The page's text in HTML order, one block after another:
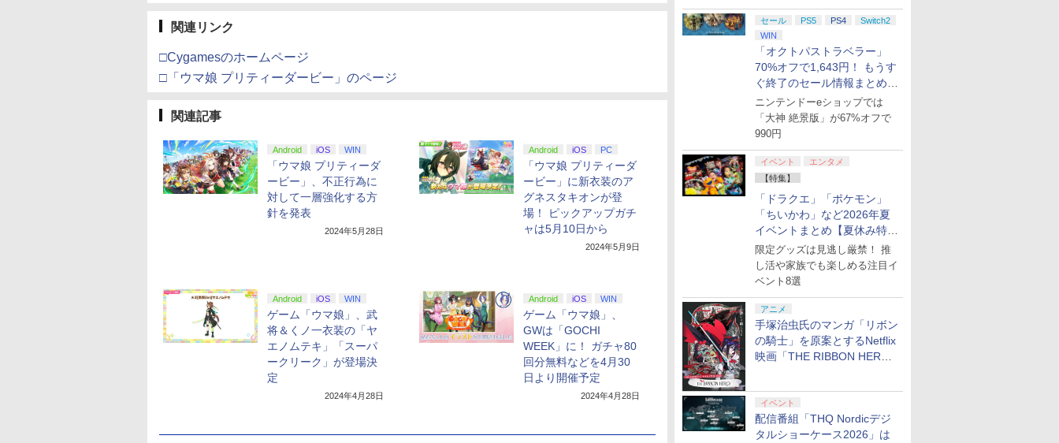
得！
セール PS5 PS4
Switch2
WIN
「オクトパストラベラー」
70%オフで1,643円！ もうす
ぐ終了のセール情報まとめ
【8月8日更新】
ニンテンドーeショップでは
「大神 絶景版」が67%オフで
990円
イベント
エンタメ
【特集】
「ドラクエ」「ポケモン」
「ちいかわ」など2026年夏
イベントまとめ【夏休み特
集】
限定グッズは見逃し厳禁！ 推
し活や家族でも楽しめる注目イ
ベント8選
アニメ
手塚治虫氏のマンガ「リボン
の騎士」を原案とするNetflix
映画「THE RIBBON HERO
イベント
配信番組「THQ Nordicデジ
タルショーケース2026」は
関連リンク
□Cygamesのホームページ
□「ウマ娘 プリティーダービー」のページ
関連記事
Android iOS WIN
「ウマ娘 プリティーダ
ービー」、不正行為に
対して一層強化する方
針を発表
2024年5月28日
Android iOS PC
「ウマ娘 プリティーダ
ービー」に新衣装のア
グネスタキオンが登
場！ ピックアップガチ
ャは5月10日から
2024年5月9日
Android iOS WIN
ゲーム「ウマ娘」、武
将＆くノ一衣装の「ヤ
エノムテキ」「スーパ
ークリーク」が登場決
定
2024年4月28日
Android iOS WIN
ゲーム「ウマ娘」、
GWは「GOCHI
WEEK」に！ ガチャ80
回分無料などを4月30
日より開催予定
2024年4月28日